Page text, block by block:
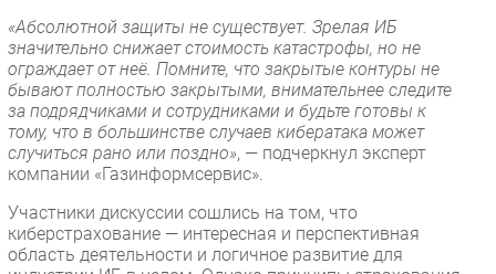
«Абсолютной защиты не существует. Зрелая ИБ
значительно снижает стоимость катастрофы, но не
ограждает от неё. Помните, что закрытые контуры не
бывают полностью закрытыми, внимательнее следите
за подрядчиками и сотрудниками и будьте готовы к
тому, что в большинстве случаев кибератака может
случиться рано или поздно», — подчеркнул эксперт
компании «Газинформсервис».
Участники дискуссии сошлись на том, что
киберстрахование — интересная и перспективная
область деятельности и логичное развитие для